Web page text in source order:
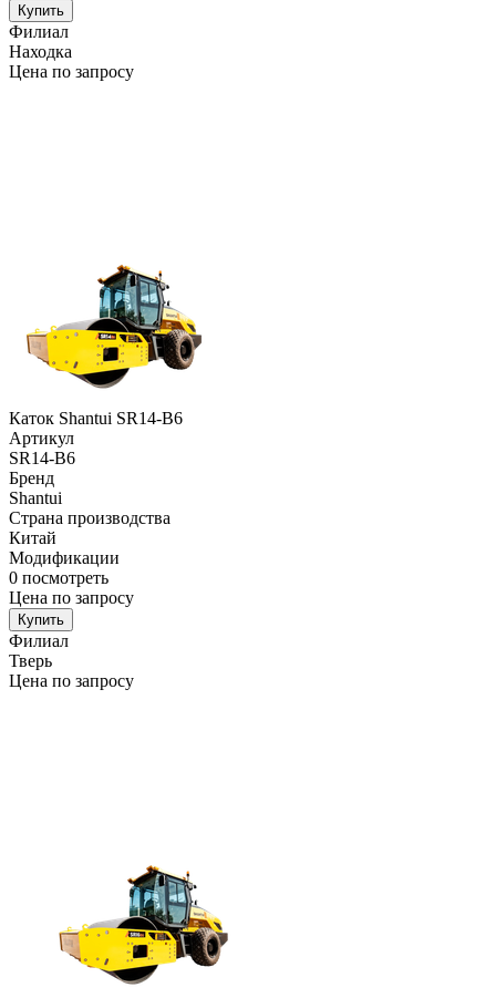
Купить
Филиал
Находка
Цена по запросу
Каток Shantui SR14-B6
Артикул
SR14-B6
Бренд
Shantui
Страна производства
Китай
Модификации
0 посмотреть
Цена по запросу
Купить
Филиал
Тверь
Цена по запросу